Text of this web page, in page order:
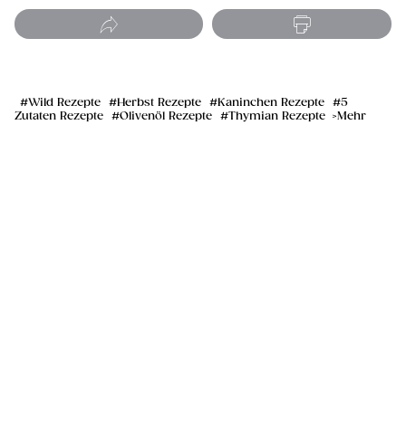
Wild Rezepte Herbst Rezepte Kaninchen Rezepte
5
Zutaten Rezepte
Olivenöl Rezepte Thymian Rezepte Mehr